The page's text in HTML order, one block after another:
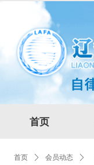
首页
首页 ꄲ 会员动态 ꄲ